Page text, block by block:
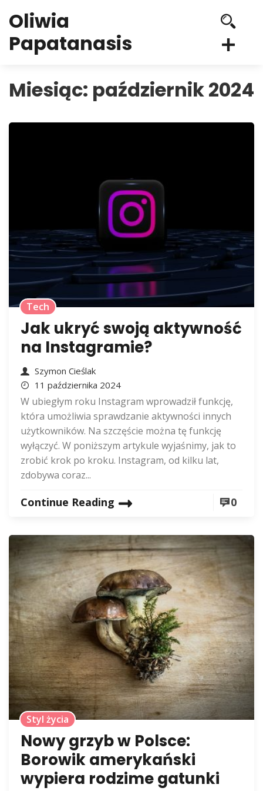
Oliwia
Papatanasis
Miesiąc: październik 2024
Tech
Jak ukryć swoją aktywność
na Instagramie?
Szymon Cieślak
11 października 2024
W ubiegłym roku Instagram wprowadził funkcję,
która umożliwia sprawdzanie aktywności innych
użytkowników. Na szczęście można tę funkcję
wyłączyć. W poniższym artykule wyjaśnimy, jak to
zrobić krok po kroku. Instagram, od kilku lat,
zdobywa coraz...
Continue Reading 0
Styl życia
Nowy grzyb w Polsce:
Borowik amerykański
wypiera rodzime gatunki